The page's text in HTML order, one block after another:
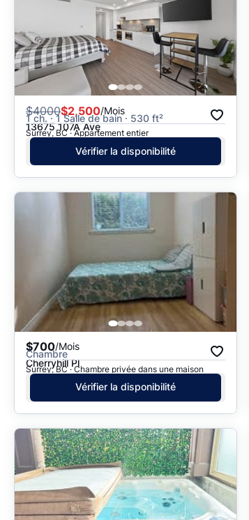
$4000$2,500/Mois
1 ch. · 1 Salle de bain · 530 ft²
13675 107A Ave
Surrey, BC · Appartement entier
Vérifier la disponibilité
$700/Mois
Chambre
Cherryhill Pl
Surrey, BC · Chambre privée dans une maison
Vérifier la disponibilité